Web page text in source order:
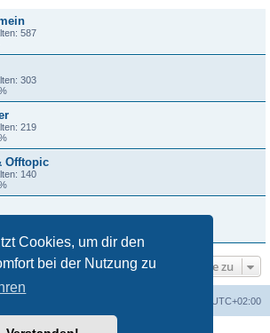
Cookies, um dir den
bei der Nutzung zu
587
303
219
Offtopic
140
Gehe zu
UTC+02:00